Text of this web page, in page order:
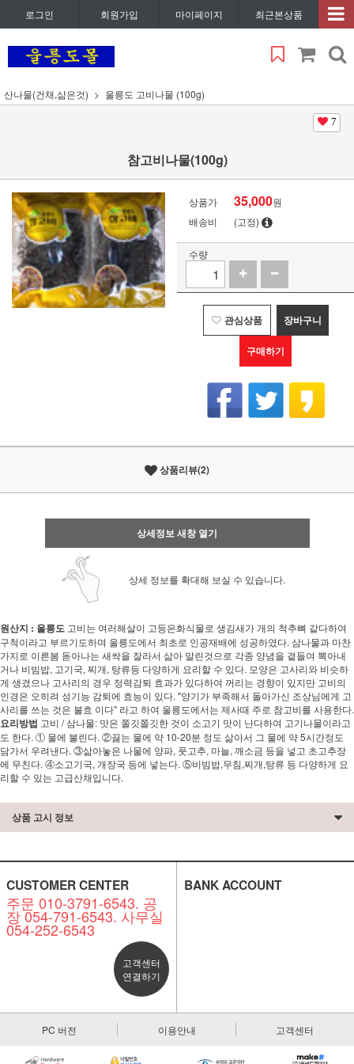
로그인 회원가입 마이페이지 최근본상품
산나물(건채,삶은것) 울릉도 고비나물 (100g)
7
참고비나물(100g)
상품가 35,000원
배송비
(고정)
수량
관심상품 장바구니
구매하기
상품리뷰(2)
상세정보 새창 열기
상세 정보를 확대해 보실 수 있습니다.
원산지 : 울릉도 고비는 여러해살이 고등은화식물로 생김새가 개의 척추뼈 같다하여
구척이라고 부르기도하며 울릉도에서 최초로 인공재배에 성공하였다. 삼나물과 마찬
가지로 이른봄 돋아나는 새싹을 잘라서 삶아 말린것으로 각종 양념을 곁들여 뽁아내
거나 비빔밥, 고기국, 찌개, 탕류등 다양하게 요리할 수 있다. 모양은 고사리와 비슷하
게 생겼으나 고사리의 경우 정력감퇴 효과가 있다하여 꺼리는 경향이 있지만 고비의
인경은 오히려 성기능 감퇴에 효능이 있다. "양기가 부족해서 돌아가신 조상님에게 고
사리를 쓰는 것은 불효 이다" 라고 하여 울릉도에서는 제사때 주로 참고비를 사용한다.
요리방법 고비 / 삼나물: 맛은 쫄깃쫄깃한 것이 소고기 맛이 난다하여 고기나물이라고
도 한다. ① 물에 불린다. ②끓는 물에 약 10-20분 정도 삶아서 그 물에 약 5시간정도
담가서 우려낸다. ③삶아놓은 나물에 양파, 풋고추, 마늘, 깨소금 등을 넣고 초고추장
에 무친다. ④소고기국, 개장국 등에 넣는다. ⑤비빔밥,무침,찌개,탕류 등 다양하게 요
리할 수 있는 고급산채입니다.
상품 고시 정보
CUSTOMER CENTER
주문 010-3791-6543. 공
장 054-791-6543. 사무실
054-252-6543
고객센터
연결하기
BANK ACCOUNT
PC 버전 이용안내 고객센터